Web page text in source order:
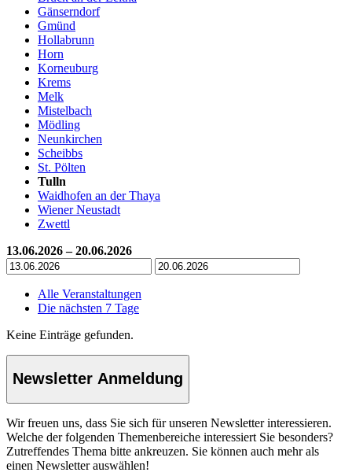
Gänserndorf
Gmünd
Hollabrunn
Horn
Korneuburg
Krems
Melk
Mistelbach
Mödling
Neunkirchen
Scheibbs
St. Pölten
Tulln
Waidhofen an der Thaya
Wiener Neustadt
Zwettl
13.06.2026 – 20.06.2026
Alle Veranstaltungen
Die nächsten 7 Tage
Keine Einträge gefunden.
Newsletter Anmeldung
Wir freuen uns, dass Sie sich für unseren Newsletter interessieren.
Welche der folgenden Themenbereiche interessiert Sie besonders?
Zutreffendes Thema bitte ankreuzen. Sie können auch mehr als
einen Newsletter auswählen!